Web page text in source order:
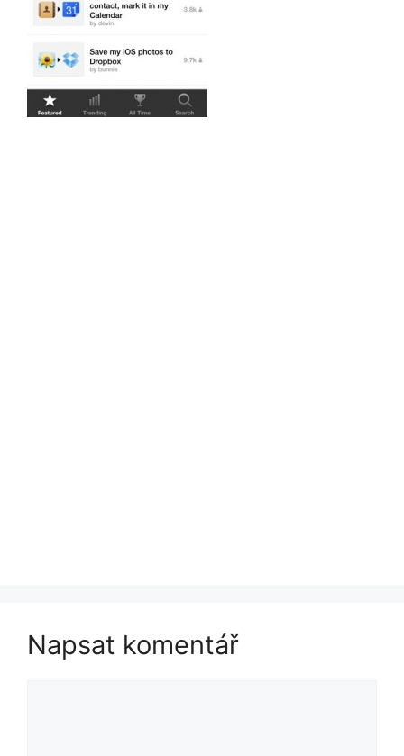
Napsat komentář